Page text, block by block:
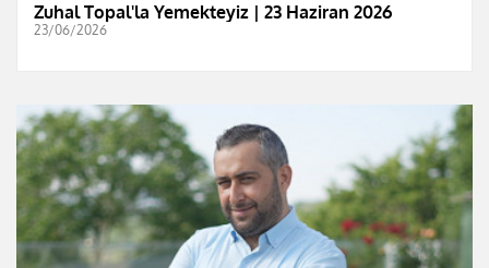
Zuhal Topal'la Yemekteyiz | 23 Haziran 2026
23/06/2026